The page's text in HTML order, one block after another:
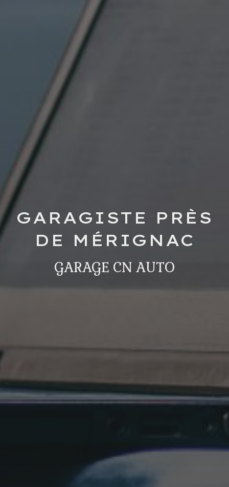
GARAGISTE PRÈS
DE MÉRIGNAC
GARAGE CN AUTO